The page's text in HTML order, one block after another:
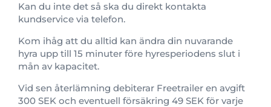
Kan du inte det så ska du direkt kontakta
kundservice via telefon.
Kom ihåg att du alltid kan ändra din nuvarande
hyra upp till 15 minuter före hyresperiodens slut i
mån av kapacitet.
Vid sen återlämning debiterar Freetrailer en avgift
300 SEK och eventuell försäkring 49 SEK för varje